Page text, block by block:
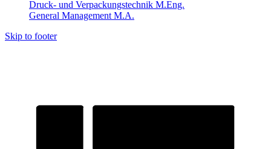
Druck- und Verpackungstechnik M.Eng.
General Management M.A.
Skip to footer